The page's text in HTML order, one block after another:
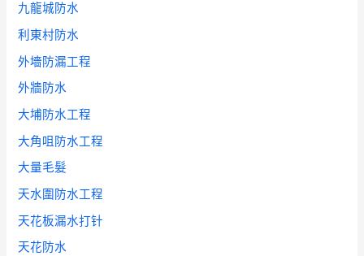
九龍城防水
利東村防水
外墻防漏工程
外牆防水
大埔防水工程
大角咀防水工程
大量毛髮
天水圍防水工程
天花板漏水打针
天花防水